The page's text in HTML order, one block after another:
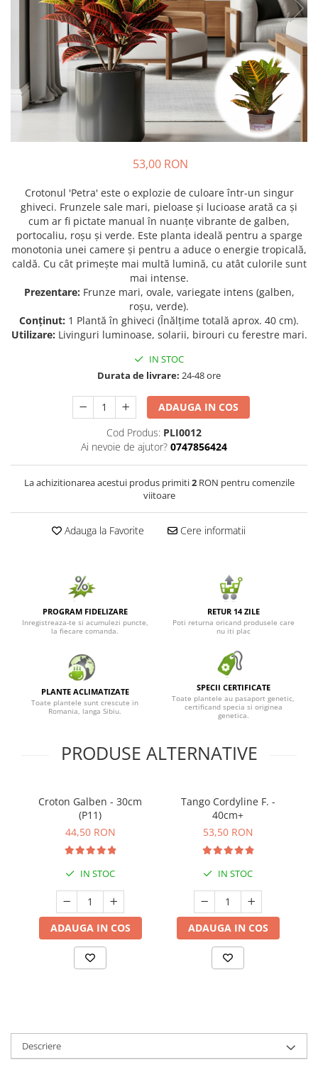
Bulbi de Echinacea
Bulbi de Frezie
Bulbi de Fritillaria
Bulbi de Gaillardia (Kokarda)
Bulbi de Gladiole
Bulbi de Irisi - Stanjenel
Bulbi de Narcise
Bulbi de Ranunculus
Bulbi de Tigridia
Bulbi de Zambile
Bulbi de Zantedeschia
Mixuri de Bulbi
Seminte de Flori
Seminte de Ierburi
Seminte de Legume/Fructe
Păr - Pyrus communis
Smochini - Ficus carica
Viță de Vie - Vitis
Zmeur - Rubus
53,00 RON
Crotonul 'Petra' este o explozie de culoare într-un singur
ghiveci. Frunzele sale mari, pieloase și lucioase arată ca și
cum ar fi pictate manual în nuanțe vibrante de galben,
portocaliu, roșu și verde. Este planta ideală pentru a sparge
monotonia unei camere și pentru a aduce o energie tropicală,
caldă. Cu cât primește mai multă lumină, cu atât culorile sunt
mai intense.
Prezentare: Frunze mari, ovale, variegate intens (galben,
roșu, verde).
Conținut: 1 Plantă în ghiveci (Înălțime totală aprox. 40 cm).
Utilizare: Livinguri luminoase, solarii, birouri cu ferestre mari.
IN STOC
Durata de livrare: 24-48 ore
ADAUGA IN COS
Cod Produs: PLI0012
Ai nevoie de ajutor? 0747856424
La achizitionarea acestui produs primiti2RON pentru comenzile
viitoare
Adauga la Favorite Cere informatii
PROGRAM FIDELIZARE
Inregistreaza-te si acumulezi puncte,
la fiecare comanda.
RETUR 14 ZILE
Poti returna oricand produsele care
nu iti plac
PLANTE ACLIMATIZATE
Toate plantele sunt crescute in
Romania, langa Sibiu.
SPECII CERTIFICATE
Toate plantele au pasaport genetic,
certificand specia si originea
genetica.
PRODUSE ALTERNATIVE
Croton Galben - 30cm
(P11)
44,50 RON
IN STOC
ADAUGA IN COS
Tango Cordyline F. -
40cm+
53,50 RON
IN STOC
ADAUGA IN COS
Descriere